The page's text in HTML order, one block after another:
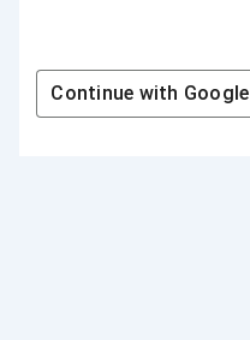
Continue withGoogle